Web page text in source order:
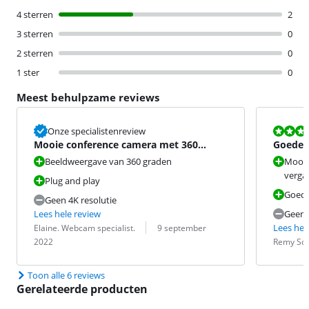
4 sterren
2
3 sterren
0
2 sterren
0
1 ster
0
Meest behulpzame reviews
Onze specialistenreview
Mooie conference camera met 360
graden beeld.
Beeldweergave van 360 graden
Plug and play
Geen 4K resolutie
Lees hele review
Beoordeling door:
Elaine. Webcam specialist.
Datum:
9 september
2022
Goede
enMooi
Geen
Lees
Remy
Datum:
Toon alle 6 reviews
Gerelateerde producten